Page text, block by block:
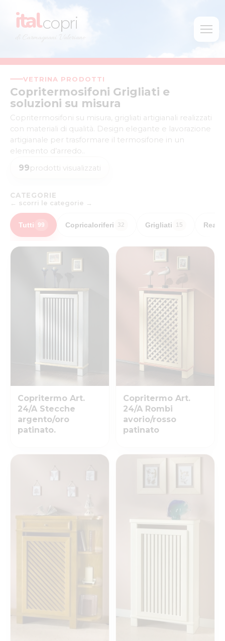
italcopri
di Carmagnani Valeriano
VETRINA PRODOTTI
Copritermosifoni Grigliati e
soluzioni su misura
Copritermosifoni su misura, grigliati artigianali realizzati
con materiali di qualità. Design elegante e lavorazione
artigianale per trasformare il termosifone in un
elemento d’arredo..
99prodotti visualizzati
CATEGORIE
← scorri le categorie →
Tutti 99 Copricaloriferi 32 Grigliati 15
Copritermo Art.
24/A Stecche
argento/oro
patinato.
Copritermo Art.
24/A Rombi
avorio/rosso
patinato